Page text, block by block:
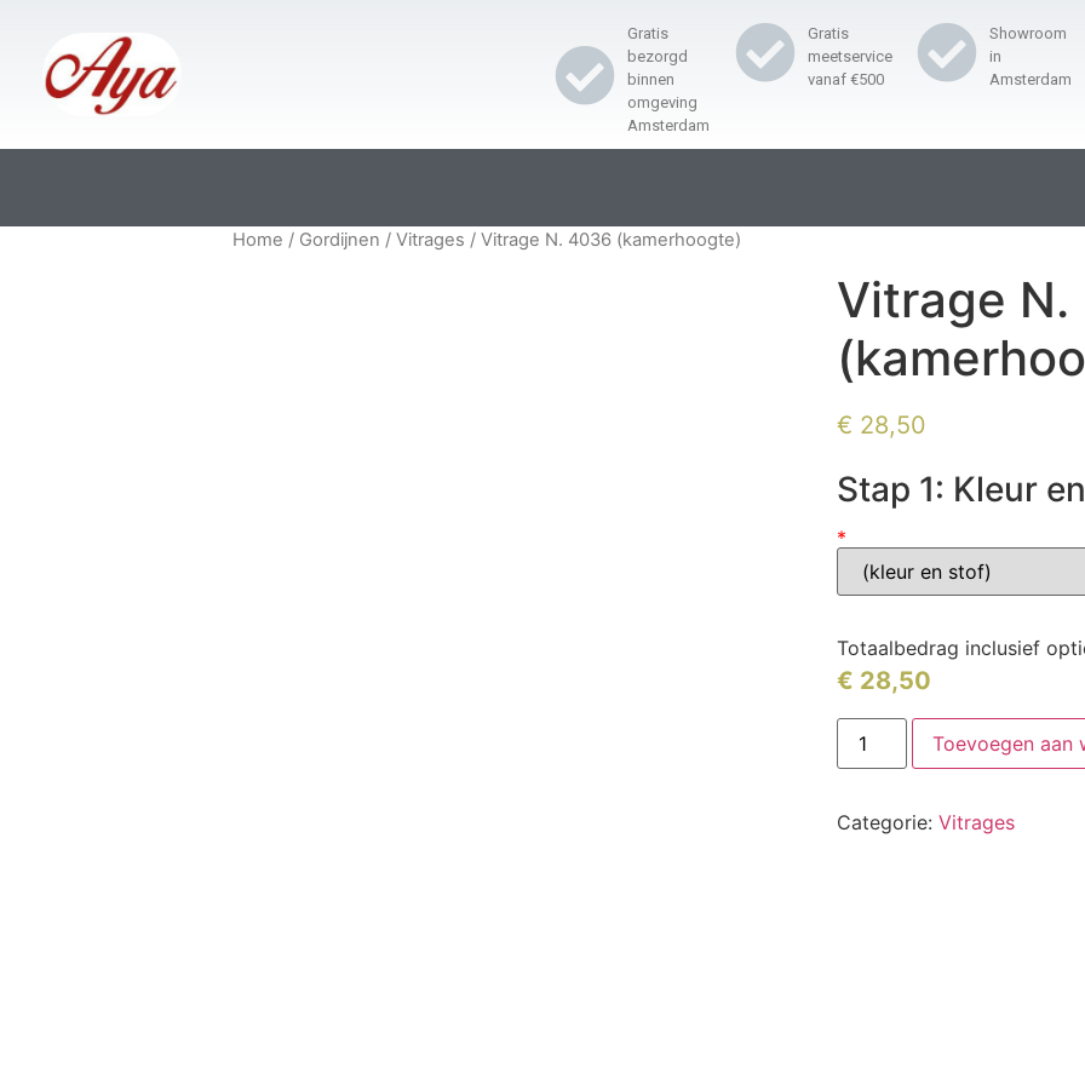
Gratis
bezorgd
binnen
omgeving
Amsterdam
Gratis
meetservice
vanaf €500
Showroom
in
Amsterdam
Home / Gordijnen / Vitrages / Vitrage N. 4036 (kamerhoogte)
Vitrage
€ 28,50
Stap 1: Kleur
*
Totaalbedrag inclusief
€ 28,50
Toevoegen aan
Categorie:Vitrages